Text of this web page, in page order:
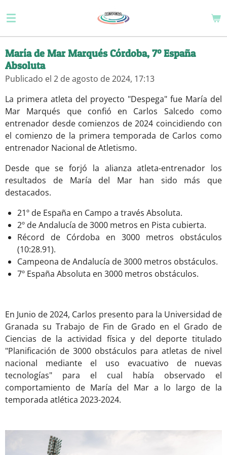
al
contenido
principal
María de Mar Marqués Córdoba, 7º España
Absoluta
Publicado el 2 de agosto de 2024, 17:13
La primera atleta del proyecto "Despega" fue María del
Mar Marqués que confió en Carlos Salcedo como
entrenador desde comienzos de 2024 coincidiendo con
el comienzo de la primera temporada de Carlos como
entrenador Nacional de Atletismo.
Desde que se forjó la alianza atleta-entrenador los
resultados de María del Mar han sido más que
destacados.
21º de España en Campo a través Absoluta.
2º de Andalucía de 3000 metros en Pista cubierta.
Récord de Córdoba en 3000 metros obstáculos
(10:28.91).
Campeona de Andalucía de 3000 metros obstáculos.
7º España Absoluta en 3000 metros obstáculos.
En Junio de 2024, Carlos presento para la Universidad de
Granada su Trabajo de Fin de Grado en el Grado de
Ciencias de la actividad física y del deporte titulado
"Planificación de 3000 obstáculos para atletas de nivel
nacional mediante el uso evacuativo de nuevas
tecnologías" para el cual había observado el
comportamiento de María del Mar a lo largo de la
temporada atlética 2023-2024.